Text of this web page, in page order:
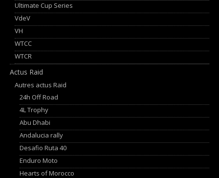
Ultimate Cup Series
VdeV
VH
WTCC
WTCR
Actus Raid
Autres actus Raid
24h Off Road
4L Trophy
Abu Dhabi
Andalucia rally
Desafio Ruta 40
Enduro Moto
Hearts of Morocco